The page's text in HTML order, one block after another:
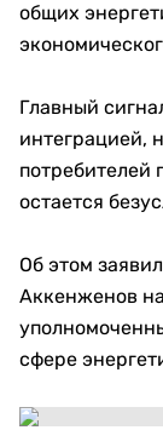
общих
Главный
интеграцией,
потребителей
остается
Об этом
Аккенженов
сфере